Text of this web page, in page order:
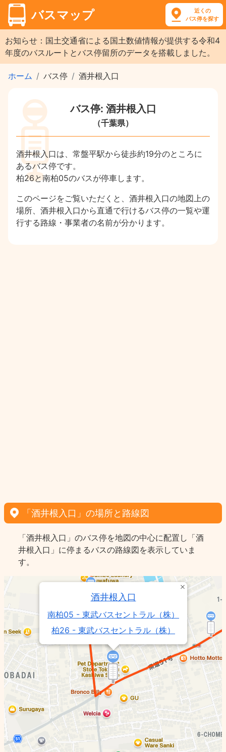
バスマップ
近くの
バス停を探す
お知らせ：国土交通省による国土数値情報が提供する令和4
年度のバスルートとバス停留所のデータを搭載しました。
ホーム バス停 酒井根入口
バス停: 酒井根入口
（千葉県）
酒井根入口は、常盤平駅から徒歩約19分のところに
あるバス停です。
柏26と南柏05のバスが停車します。
このページをご覧いただくと、酒井根入口の地図上の
場所、酒井根入口から直通で行けるバス停の一覧や運
行する路線・事業者の名前が分かります。
「酒井根入口」の場所と路線図
「酒井根入口」のバス停を地図の中心に配置し「酒
井根入口」に停まるバスの路線図を表示していま
す。
酒井根入口
南柏05 - 東武バスセントラル（株）
柏26 - 東武バスセントラル（株）